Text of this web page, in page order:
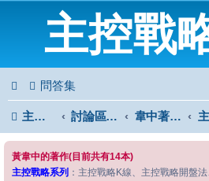
主控戰
問答集
主控戰略中心 討論區首頁 韋中著作問答區
黃韋中的著作(目前共有14本)
主控戰略系列 ：主控戰略K線、主控戰略開盤